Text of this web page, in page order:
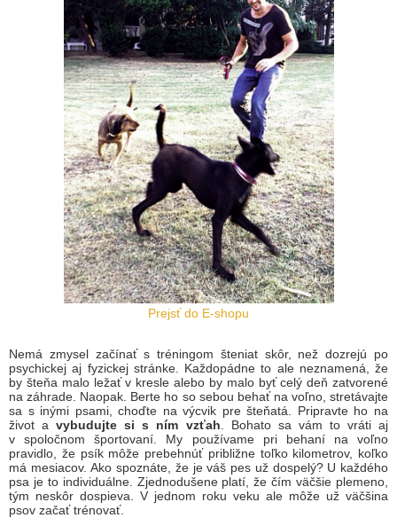
Prejsť do E-shopu
Nemá zmysel začínať s tréningom šteniat skôr, než dozrejú po
psychickej aj fyzickej stránke. Každopádne to ale neznamená, že
by šteňa malo ležať v kresle alebo by malo byť celý deň zatvorené
na záhrade. Naopak. Berte ho so sebou behať na voľno, stretávajte
sa s inými psami, choďte na výcvik pre šteňatá. Pripravte ho na
život avybudujte si s ním vzťah . Bohato sa vám to vráti aj
v spoločnom športovaní. My používame pri behaní na voľno
pravidlo, že psík môže prebehnúť približne toľko kilometrov, koľko
má mesiacov. Ako spoznáte, že je váš pes už dospelý? U každého
psa je to individuálne. Zjednodušene platí, že čím väčšie plemeno,
tým neskôr dospieva. V jednom roku veku ale môže už väčšina
psov začať trénovať.